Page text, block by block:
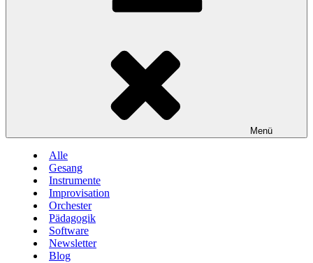
Menü
Alle
Gesang
Instrumente
Improvisation
Orchester
Pädagogik
Software
Newsletter
Blog